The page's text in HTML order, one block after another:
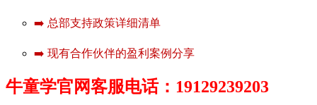
➡️ 总部支持政策详细清单
➡️ 现有合作伙伴的盈利案例分享
牛童学官网客服电话：19129239203